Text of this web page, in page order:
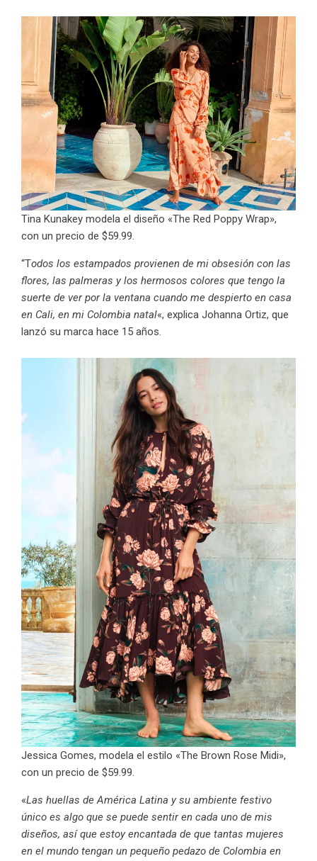
Tina Kunakey modela el diseño «The Red Poppy Wrap»,
con un precio de $59.99.
“Todos los estampados provienen de mi obsesión con las
flores, las palmeras y los hermosos colores que tengo la
suerte de ver por la ventana cuando me despierto en casa
en Cali, en mi Colombia natal«, explica Johanna Ortiz, que
lanzó su marca hace 15 años.
Jessica Gomes, modela el estilo «The Brown Rose Midi»,
con un precio de $59.99.
«Las huellas de América Latina y su ambiente festivo
único es algo que se puede sentir en cada uno de mis
diseños, así que estoy encantada de que tantas mujeres
en el mundo tengan un pequeño pedazo de Colombia en